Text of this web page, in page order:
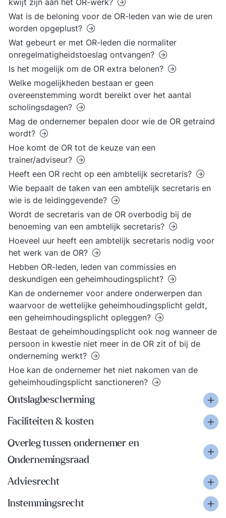
kwijt zijn aan het OR-werk?
Wat is de beloning voor de OR-leden van wie de uren
worden opgeplust?
Wat gebeurt er met OR-leden die normaliter
onregelmatigheidstoeslag ontvangen?
Is het mogelijk om de OR extra belonen?
Welke mogelijkheden bestaan er geen
overeenstemming wordt bereikt over het aantal
scholingsdagen?
Mag de ondernemer bepalen door wie de OR getraind
wordt?
Hoe komt de OR tot de keuze van een
trainer/adviseur?
Heeft een OR recht op een ambtelijk secretaris?
Wie bepaalt de taken van een ambtelijk secretaris en
wie is de leidinggevende?
Wordt de secretaris van de OR overbodig bij de
benoeming van een ambtelijk secretaris?
Hoeveel uur heeft een ambtelijk secretaris nodig voor
het werk van de OR?
Hebben OR-leden, leden van commissies en
deskundigen een geheimhoudingsplicht?
Kan de ondernemer voor andere onderwerpen dan
waarvoor de wettelijke geheimhoudingsplicht geldt,
een geheimhoudingsplicht opleggen?
Bestaat de geheimhoudingsplicht ook nog wanneer de
persoon in kwestie niet meer in de OR zit of bij de
onderneming werkt?
Hoe kan de ondernemer het niet nakomen van de
geheimhoudingsplicht sanctioneren?
Ontslagbescherming
Faciliteiten & kosten
Overleg tussen ondernemer en
Ondernemingsraad
Adviesrecht
Instemmingsrecht